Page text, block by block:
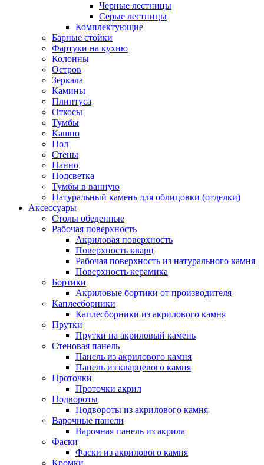
Черные лестницы
Серые лестницы
Комплектующие
Барные стойки
Фартуки на кухню
Колонны
Остров
Зеркала
Камины
Плинтуса
Откосы
Тумбы
Кашпо
Пол
Стены
Панно
Подсветка
Тумбы в ванную
Натуральный камень для облицовки (отделки)
Аксессуары
Столы обеденные
Рабочая поверхность
Акриловая поверхность
Поверхность кварц
Рабочая поверхность из натурального камня
Поверхность керамика
Бортики
Акриловые бортики от производителя
Каплесборники
Каплесборники из акрилового камня
Прутки
Прутки на акриловый камень
Стеновая панель
Панель из акрилового камня
Панель из кварцевого камня
Проточки
Проточки акрил
Подвороты
Подвороты из акрилового камня
Варочные панели
Варочная панель из акрила
Фаски
Фаски из акрилового камня
Кромки